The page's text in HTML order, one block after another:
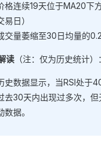
格连续19天位于MA20下
易日）
交量萎缩至30日均量的
读 （注：仅为历史统计）：
史数据显示，当RSI处于
去30天内出现过多次，
数据。